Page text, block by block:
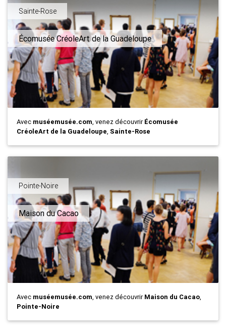
Sainte-Rose
Écomusée CréoleArt de la Guadeloupe
Avec muséemusée.com, venez découvrirÉcomusée
CréoleArt de la Guadeloupe, Sainte-Rose
Pointe-Noire
Maison du Cacao
Avec muséemusée.com, venez découvrirMaison du Cacao,
Pointe-Noire